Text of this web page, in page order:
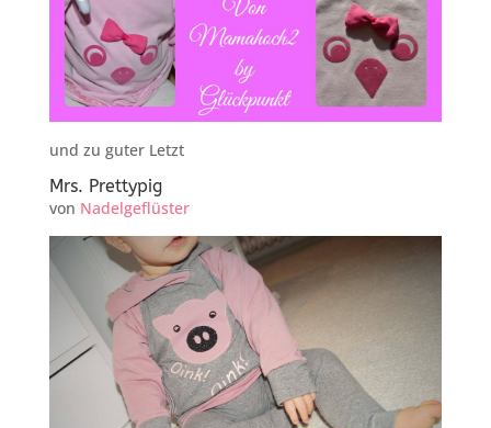
und zu guter Letzt
Mrs. Prettypig
von Nadelgeflüster